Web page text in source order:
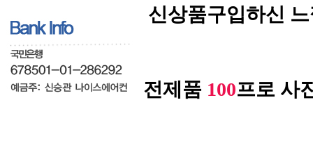
신상품구입하신
전제품 100프로 사